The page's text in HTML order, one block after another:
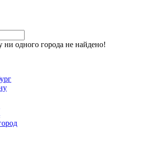
ни одного города не найдено!